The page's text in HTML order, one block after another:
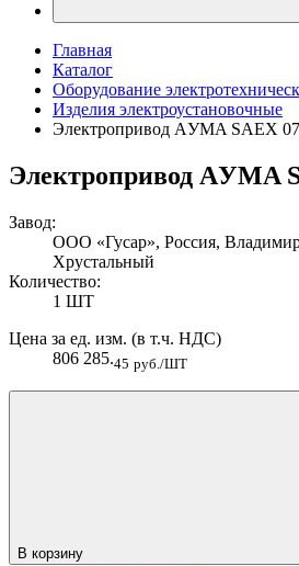
Главная
Каталог
Оборудование
Изделия электроустановочные
Электропривод AУMA SAEX
Электропривод AУMA
Завод:
ООО «Гусар», Россия,
Хрустальный
Количество:
1 ШТ
Цена за ед. изм. (в т.ч. НДС)
806 285.45 руб./ШТ
В корзину